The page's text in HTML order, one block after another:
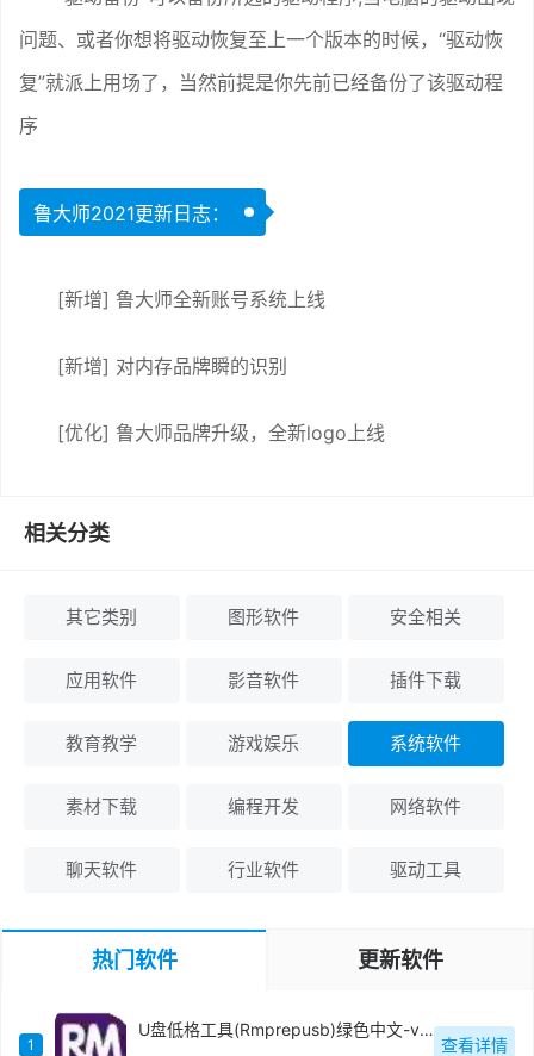
问题、或者你想将驱动恢复至上一个版本的时候，“驱动恢
复”就派上用场了，当然前提是你先前已经备份了该驱动程
序
鲁大师2021更新日志：
[新增] 鲁大师全新账号系统上线
[新增] 对内存品牌瞬的识别
[优化] 鲁大师品牌升级，全新logo上线
相关分类
其它类别 图形软件 安全相关
应用软件 影音软件 插件下载
教育教学 游戏娱乐 系统软件
素材下载 编程开发 网络软件
聊天软件 行业软件 驱动工具
热门软件 更新软件
1
U盘低格工具(Rmprepusb)绿色中文-v2.1.744
查看详情